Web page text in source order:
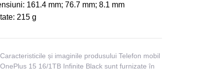
161.4 mm; 76.7 mm; 8.1 mm
215 g
Caracteristicile și imaginile produsului Telefon mobil
OnePlus 15 16/1TB Infinite Black sunt furnizate în